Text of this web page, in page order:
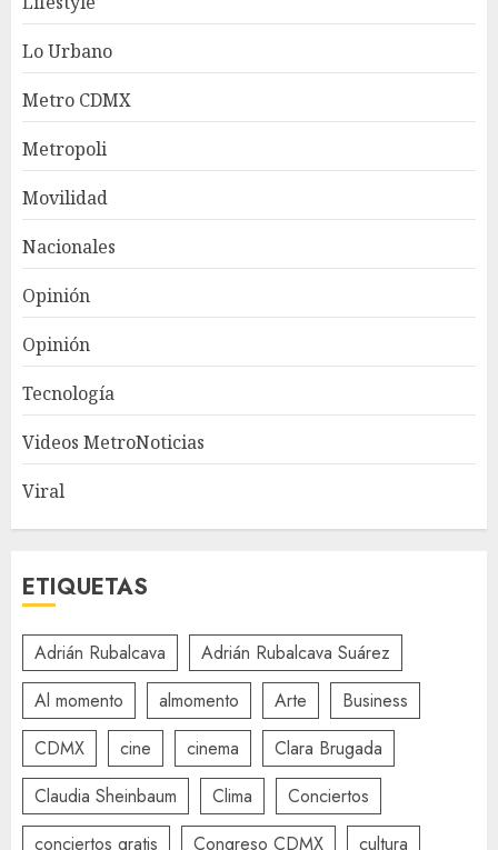
Lo Urbano
Metro CDMX
Metropoli
Movilidad
Nacionales
Opinión
Opinión
Tecnología
Videos MetroNoticias
Viral
ETIQUETAS
Adrián Rubalcava
Adrián Rubalcava Suárez
Al momento
almomento Arte
Business
CDMX
cine cinema
Clara Brugada
Claudia Sheinbaum
Clima
Conciertos
conciertos gratis
Congreso CDMX cultura